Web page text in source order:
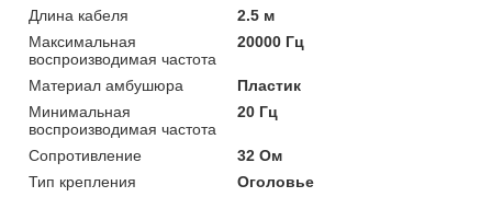
Длина кабеля
2.5 м
Максимальная
воспроизводимая частота
20000 Гц
Материал амбушюра
Пластик
Минимальная
воспроизводимая частота
20 Гц
Сопротивление
32 Ом
Тип крепления
Оголовье